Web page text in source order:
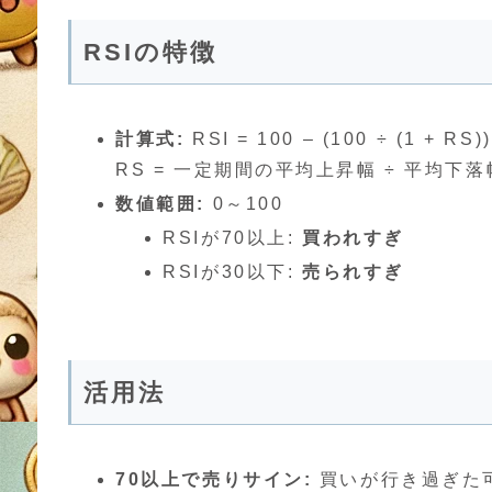
RSIの特徴
計算式:
RSI = 100 – (100 ÷ (1 + RS))
RS = 一定期間の平均上昇幅 ÷ 平均下落
数値範囲:
0～100
RSIが70以上: 買われすぎ
RSIが30以下: 売られすぎ
活用法
70以上で売りサイン:
買いが行き過ぎた